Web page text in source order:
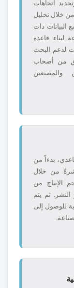
اتجاهات
من خلال تحليل
البيانات ذات
قاعدة
لدعم البحث
من أصحاب
والمصنعين
بدءاً من
من خلال
الإنتاج من
ثم يتم
للوصول إلى